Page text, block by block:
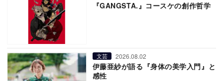
『GANGSTA.』コースケの創作哲学
文芸 2026.08.02
伊藤亜紗が語る『身体の美学入門』と
感性